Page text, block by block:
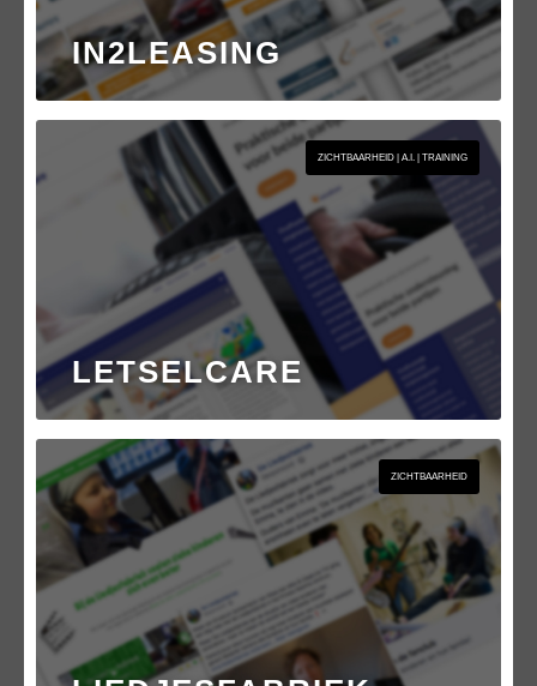
IN2LEASING
ZICHTBAARHEID | A.I. | TRAINING
LETSELCARE
ZICHTBAARHEID